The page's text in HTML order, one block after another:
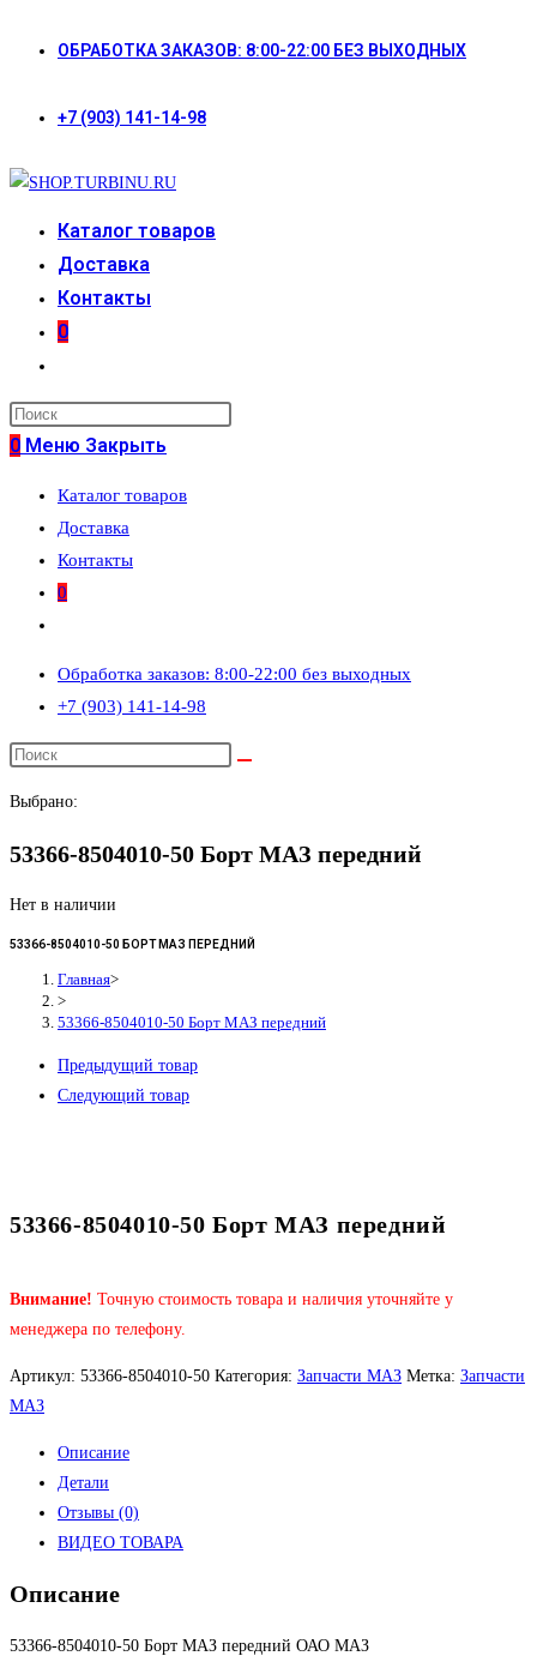
ОБРАБОТКА ЗАКАЗОВ: 8:00-22:00 БЕЗ ВЫХОДНЫХ
+7 (903) 141-14-98
Каталог товаров
Доставка
Контакты
0
поиск
по
сайту
0 Меню Закрыть
Каталог товаров
Доставка
Контакты
0
по
веб-
сайту
Обработка заказов: 8:00-22:00 без выходных
+7 (903) 141-14-98
Выбрано:
53366-8504010-50 Борт МАЗ передний
Нет в наличии
53366-8504010-50 БОРТ МАЗ ПЕРЕДНИЙ
Главная>
>
53366-8504010-50 Борт МАЗ передний
Предыдущий товар
Следующий товар
53366-8504010-50 Борт МАЗ передний
Внимание! Точную стоимость товара и наличия уточняйте у
менеджера по телефону.
Артикул: 53366-8504010-50 Категория: Запчасти МАЗ Метка: Запчасти
МАЗ
Описание
Детали
Отзывы (0)
ВИДЕО ТОВАРА
Описание
53366-8504010-50 Борт МАЗ передний ОАО МАЗ